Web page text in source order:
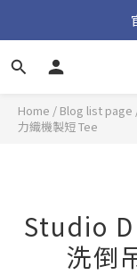
Home / Blog list page
力織機製短 Tee
Studio
洗倒